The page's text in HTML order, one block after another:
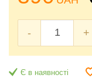
- +
Є в наявності